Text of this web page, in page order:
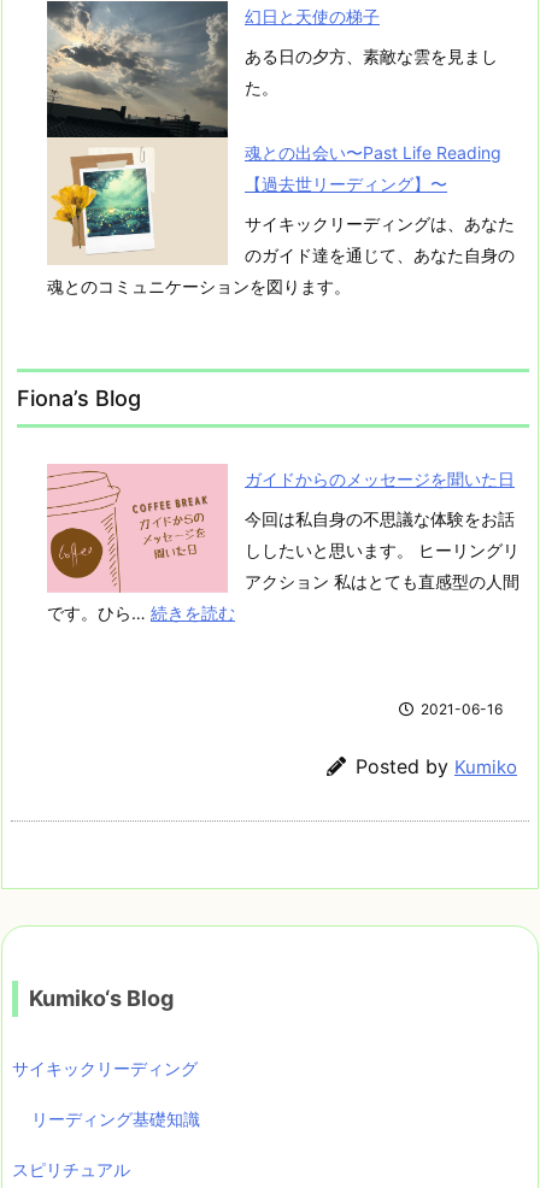
幻日と天使の梯子
ある日の夕方、素敵な雲を見まし
た。
魂との出会い〜Past Life Reading
【過去世リーディング】〜
サイキックリーディングは、あなた
のガイド達を通じて、あなた自身の
魂とのコミュニケーションを図ります。
Fiona’s Blog
ガイドからのメッセージを聞いた日
今回は私自身の不思議な体験をお話
ししたいと思います。 ヒーリングリ
アクション 私はとても直感型の人間
です。ひら… 続きを読む
セ
ー
2021-06-16
Posted by Kumiko
Kumiko‘s Blog
サイキックリーディング
リーディング基礎知識
スピリチュアル